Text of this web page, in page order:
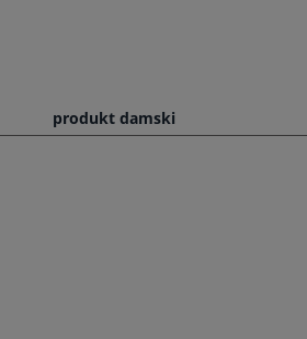
produkt damski